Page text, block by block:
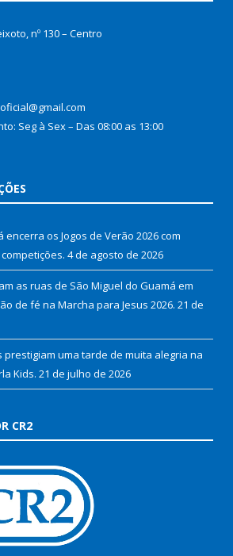
nº 130 – Centro
Seg à Sex – Das 08:00 as 13:00
encerra os Jogos de Verão 2026 com
4 de agosto de 2026
as ruas de São Miguel do Guamá em
de fé na Marcha para Jesus 2026. 21 de
prestigiam uma tarde de muita alegria na
Kids. 21 de julho de 2026
CR2